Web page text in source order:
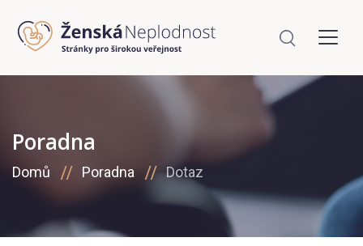
Poradna
Domů Poradna Dotaz